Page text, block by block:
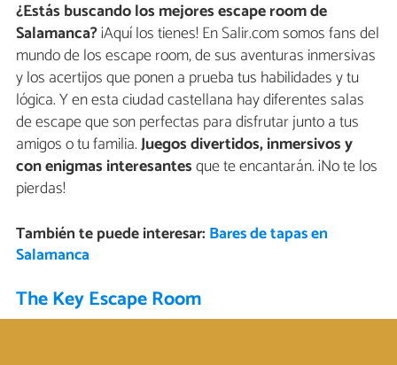
¿Estás buscando los mejores escape room de
Salamanca?¡Aquí los tienes! En Salir.com somos fans del
mundo de los escape room, de sus aventuras inmersivas
y los acertijos que ponen a prueba tus habilidades y tu
lógica. Y en esta ciudad castellana hay diferentes salas
de escape que son perfectas para disfrutar junto a tus
amigos o tu familia.Juegos divertidos, inmersivos y
con enigmas interesantesque te encantarán. ¡No te los
pierdas!
También te puede interesar: Bares de tapas en
Salamanca
The Key Escape Room